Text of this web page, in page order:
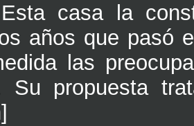
Esta casa la
años que pasó
las
Su propuesta